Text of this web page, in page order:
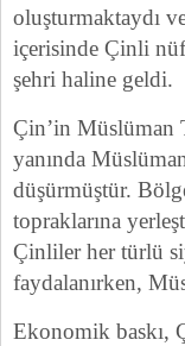
oluşturmaktaydı
içerisinde Çinli
şehri haline geldi.
Çin’in Müslüman
yanında
düşürmüştür.
topraklarına
Çinliler her türlü
faydalanırken,
Ekonomik baskı,